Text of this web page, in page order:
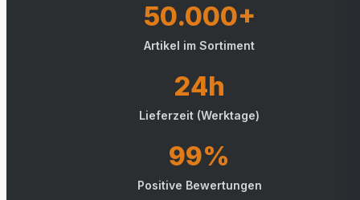
50.000+
Artikel im Sortiment
24h
Lieferzeit (Werktage)
99%
Positive Bewertungen